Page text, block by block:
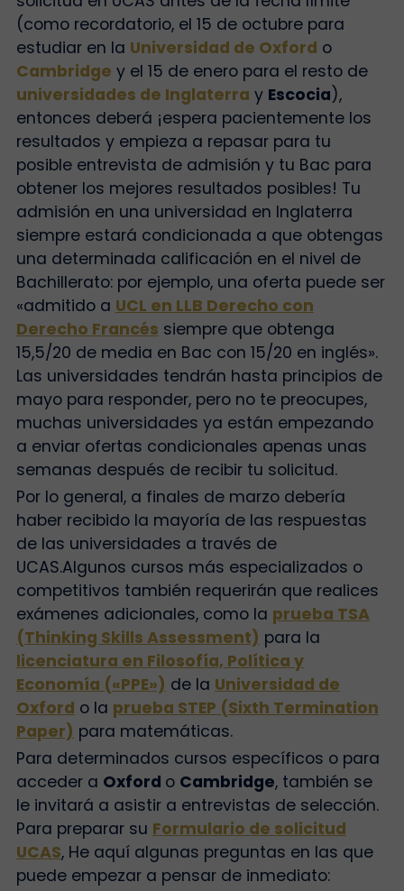
(como recordatorio, el 15 de octubre para
estudiar en la Universidad de Oxford o
Cambridge y el 15 de enero para el resto de
universidades de Inglaterra y Escocia),
entonces deberá ¡espera pacientemente los
resultados y empieza a repasar para tu
posible entrevista de admisión y tu Bac para
obtener los mejores resultados posibles! Tu
admisión en una universidad en Inglaterra
siempre estará condicionada a que obtengas
una determinada calificación en el nivel de
Bachillerato: por ejemplo, una oferta puede ser
«admitido a UCL en LLB Derecho con
Derecho Francés siempre que obtenga
15,5/20 de media en Bac con 15/20 en inglés».
Las universidades tendrán hasta principios de
mayo para responder, pero no te preocupes,
muchas universidades ya están empezando
a enviar ofertas condicionales apenas unas
semanas después de recibir tu solicitud.
Por lo general, a finales de marzo debería
haber recibido la mayoría de las respuestas
de las universidades a través de
UCAS.Algunos cursos más especializados o
competitivos también requerirán que realices
exámenes adicionales, como la prueba TSA
(Thinking Skills Assessment) para la
licenciatura en Filosofía, Política y
Economía («PPE») de la Universidad de
Oxford o la prueba STEP (Sixth Termination
Paper) para matemáticas.
Para determinados cursos específicos o para
acceder a Oxford o Cambridge, también se
le invitará a asistir a entrevistas de selección.
Para preparar su Formulario de solicitud
UCAS, He aquí algunas preguntas en las que
puede empezar a pensar de inmediato: